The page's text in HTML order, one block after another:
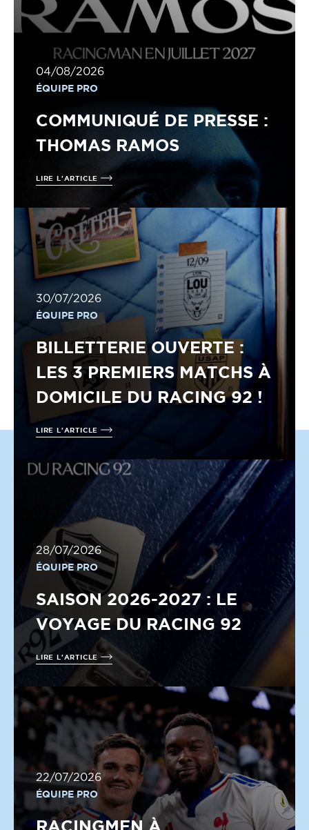
04/08/2026
ÉQUIPE PRO
COMMUNIQUÉ DE PRESSE :
THOMAS RAMOS
LIRE L'ARTICLE
30/07/2026
ÉQUIPE PRO
BILLETTERIE OUVERTE :
LES 3 PREMIERS MATCHS À
DOMICILE DU RACING 92 !
LIRE L'ARTICLE
28/07/2026
ÉQUIPE PRO
SAISON 2026-2027 : LE
VOYAGE DU RACING 92
LIRE L'ARTICLE
22/07/2026
ÉQUIPE PRO
RACINGMEN À